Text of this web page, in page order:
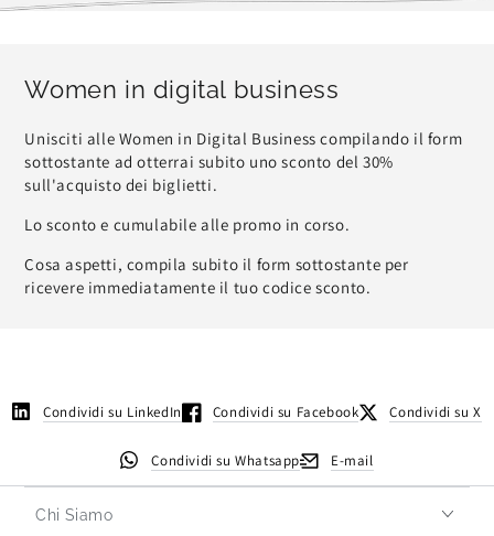
Women in digital business
Unisciti alle Women in Digital Business compilando il form
sottostante ad otterrai subito uno sconto del 30%
sull'acquisto dei biglietti.
Lo sconto e cumulabile alle promo in corso.
Cosa aspetti, compila subito il form sottostante per
ricevere immediatamente il tuo codice sconto.
Condividi su LinkedIn Condividi su Facebook Condividi su X
Condividi su Whatsapp E-mail
Chi Siamo